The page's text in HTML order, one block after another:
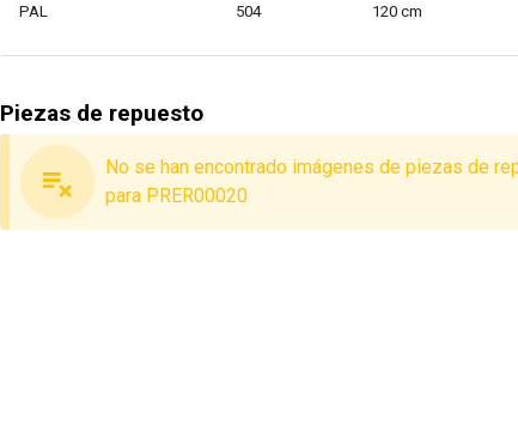
PAL 504 120 cm
Piezas de repuesto
No se han encontrado imágenes de piezas de
para PRER00020